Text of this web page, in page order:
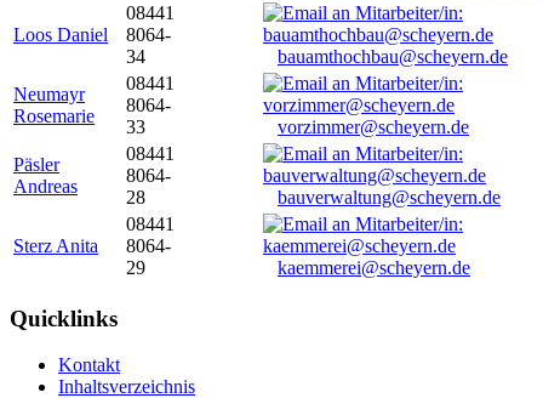
Loos Daniel
08441
8064-
34
bauamthochbau@scheyern.de
Neumayr
Rosemarie
08441
8064-
33
vorzimmer@scheyern.de
Päsler
Andreas
08441
8064-
28
bauverwaltung@scheyern.de
Sterz Anita
08441
8064-
29
kaemmerei@scheyern.de
Quicklinks
Kontakt
Inhaltsverzeichnis